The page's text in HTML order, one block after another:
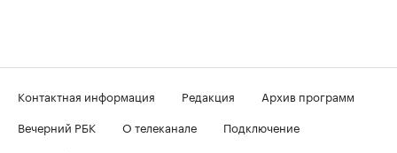
Контактная информация Редакция
Архив программ
Вечерний РБК
О телеканале
Подключение